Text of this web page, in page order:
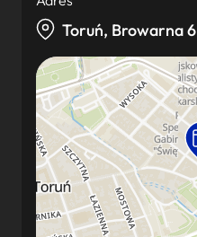
Toruń, Browarna 6